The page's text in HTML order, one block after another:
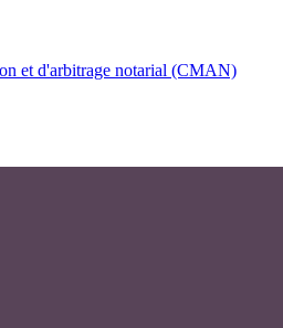
et d'arbitrage notarial (CMAN)